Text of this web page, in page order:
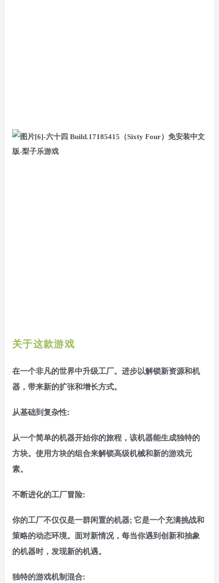
关于这款游戏
在一个非凡的世界中升级工厂。进步以解锁新资源和机
器，带来新的扩张和增长方式。
从基础到复杂性:
从一个简单的机器开始你的旅程，该机器能生成独特的
方块。使用方块的组合来解锁高级机械和新的游戏元
素。
不断进化的工厂冒险:
你的工厂不仅仅是一群闲置的机器; 它是一个充满挑战和
策略的动态环境。面对新情况，每当你遇到创新和抽象
的机器时，发现新的机遇。
独特的游戏机制混合: